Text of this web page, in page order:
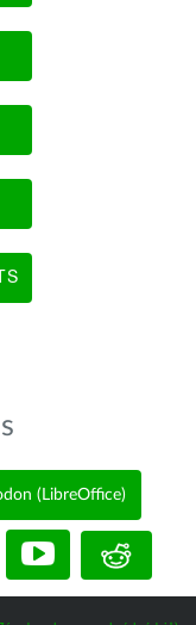
(LibreOffice)